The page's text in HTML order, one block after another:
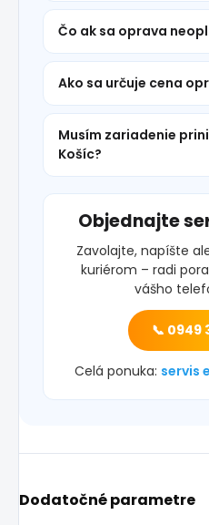
Čo ak sa oprava
Ako sa určuje cena
Musím zariadenie
Košíc?
Objednajte
Zavolajte, napíšte
kuriérom – radi
vášho
📞 0949
Celá ponuka: servis
Dodatočné parametre